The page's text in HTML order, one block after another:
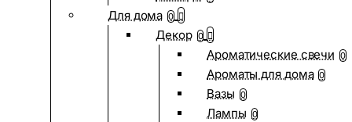
Для дома 0
Декор 0
Ароматические свечи 0
Ароматы для дома 0
Вазы 0
Лампы 0